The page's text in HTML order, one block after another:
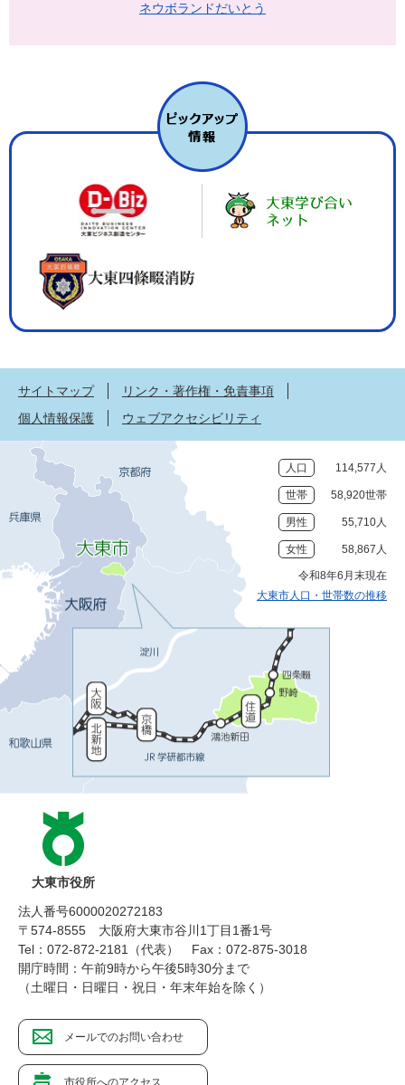
ネウボランドだいとう
サイトマップ
リンク・著作権・免責事項
個人情報保護
ウェブアクセシビリティ
人口 114,577人
世帯 58,920世帯
男性 55,710人
女性 58,867人
令和8年6月末現在
大東市人口・世帯数の推移
大東市役所
法人番号6000020272183
〒574-8555 大阪府大東市谷川1丁目1番1号
Tel：072-872-2181（代表）
Fax：072-875-3018
開庁時間：午前9時から午後5時30分まで
（土曜日・日曜日・祝日・年末年始を除く）
メールでのお問い合わせ
市役所へのアクセス